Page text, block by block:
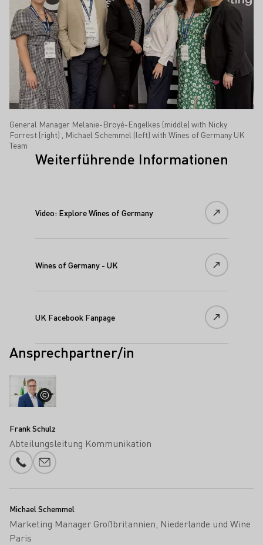
General Manager Melanie-Broyé-Engelkes (middle) with Nicky
Forrest (right) , Michael Schemmel (left) with Wines of Germany UK
Team
Weiterführende Informationen
Video: Explore Wines of Germany
Wines of Germany - UK
UK Facebook Fanpage
Ansprechpartner/in
Frank Schulz
Abteilungsleitung Kommunikation
Telefonnummer
E-Mail-Adresse
Michael Schemmel
Marketing Manager Großbritannien, Niederlande und Wine
Paris